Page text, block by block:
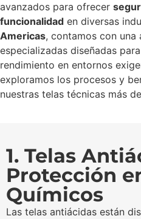
avanzados para ofrecer
funcionalidad en diversas
Americas, contamos con una
especializadas diseñadas
rendimiento en entornos
exploramos los procesos y
nuestras telas técnicas más
1. Telas
Protección
Químicos
Las telas antiácidas están